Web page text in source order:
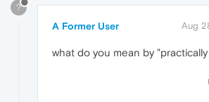
?
A Former User Aug
what do you mean by